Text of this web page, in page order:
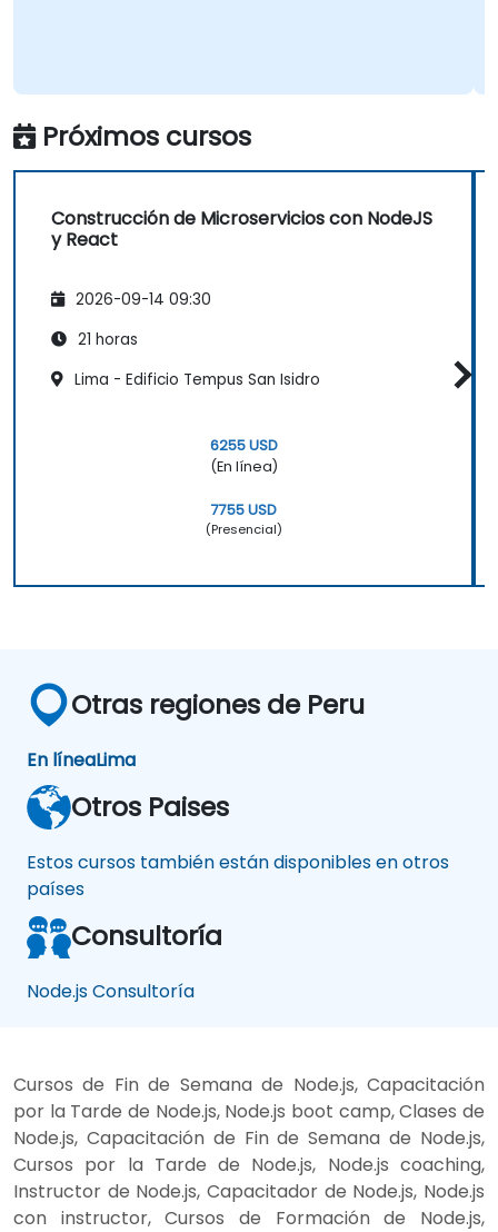
Próximos cursos
Construcción de Microservicios con NodeJS
y React
2026-09-14 09:30
21 horas
Lima - Edificio Tempus San Isidro
6255 USD
(En línea)
7755 USD
(Presencial)
Otras regiones de Peru
En líneaLima
Otros Paises
Estos cursos también están disponibles en otros
países
Consultoría
Node.js Consultoría
Cursos de Fin de Semana de Node.js, Capacitación
por la Tarde de Node.js, Node.js boot camp, Clases de
Node.js, Capacitación de Fin de Semana de Node.js,
Cursos por la Tarde de Node.js, Node.js coaching,
Instructor de Node.js, Capacitador de Node.js, Node.js
con instructor, Cursos de Formación de Node.js,